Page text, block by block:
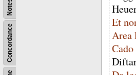
Concordance
Notes
Et
Area
Cado